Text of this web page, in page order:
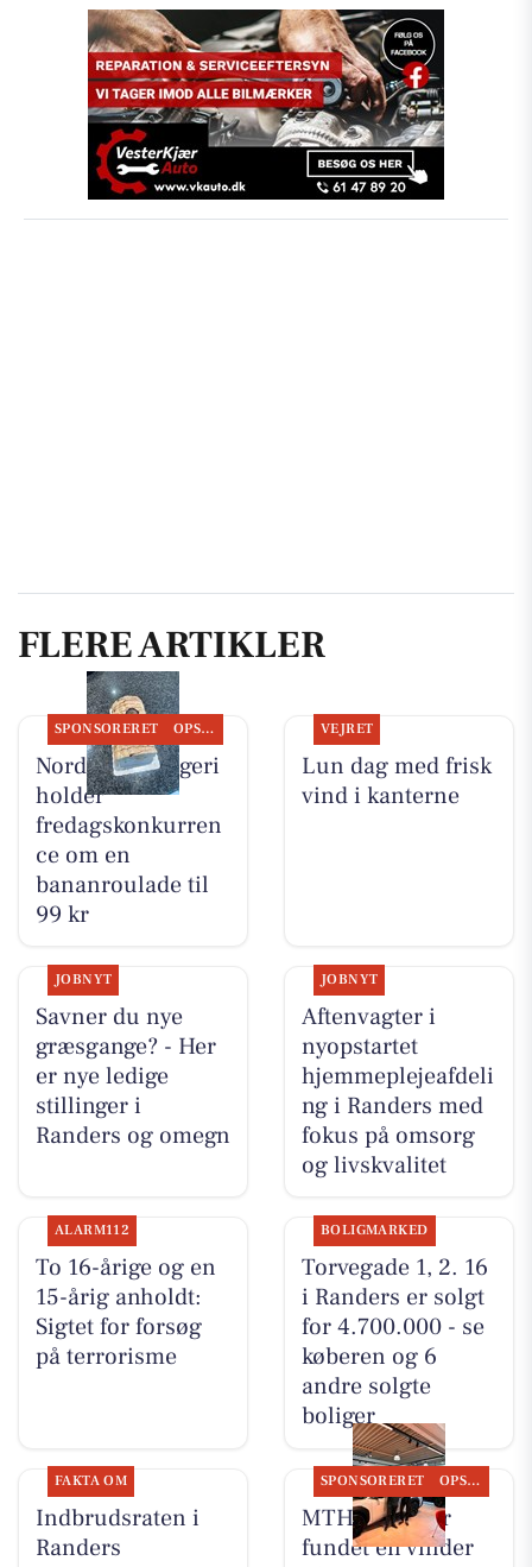
FLERE ARTIKLER
SPONSORERET OPSLAGSTAVLEN
Nordbyens Bageri
holder
fredagskonkurren
ce om en
bananroulade til
99 kr
VEJRET
Lun dag med frisk
vind i kanterne
JOBNYT
Savner du nye
græsgange? - Her
er nye ledige
stillinger i
Randers og omegn
JOBNYT
Aftenvagter i
nyopstartet
hjemmeplejeafdeli
ng i Randers med
fokus på omsorg
og livskvalitet
ALARM112
To 16-årige og en
15-årig anholdt:
Sigtet for forsøg
på terrorisme
BOLIGMARKED
Torvegade 1, 2. 16
i Randers er solgt
for 4.700.000 - se
køberen og 6
andre solgte
boliger
FAKTA OM
Indbrudsraten i
Randers
SPONSORERET OPSLAGSTAVLEN
MTH Biler har
fundet en vinder